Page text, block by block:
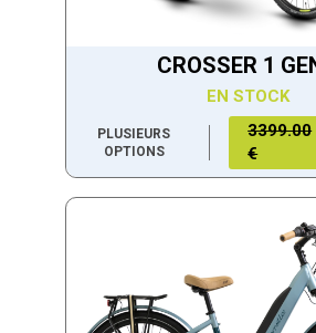
CROSSER 1
EN STOCK
PLUSIEURS
OPTIONS
3399.00
€